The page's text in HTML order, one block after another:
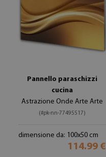
Pannello paraschizzi
cucina
Astrazione Onde Arte Arte
(#pk-nn-77495517)
dimensione da: 100x50 cm
114.99 €